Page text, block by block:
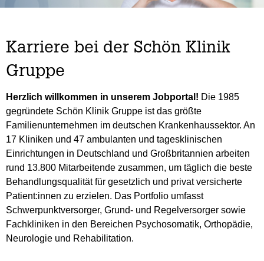
Karriere bei der Schön Klinik
Gruppe
Herzlich willkommen in unserem Jobportal! Die 1985
gegründete Schön Klinik Gruppe ist das größte
Familienunternehmen im deutschen Krankenhaussektor. An
17 Kliniken und 47 ambulanten und tagesklinischen
Einrichtungen in Deutschland und Großbritannien arbeiten
rund 13.800 Mitarbeitende zusammen, um täglich die beste
Behandlungsqualität für gesetzlich und privat versicherte
Patient:innen zu erzielen. Das Portfolio umfasst
Schwerpunktversorger, Grund- und Regelversorger sowie
Fachkliniken in den Bereichen Psychosomatik, Orthopädie,
Neurologie und Rehabilitation.